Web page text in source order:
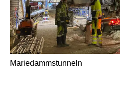
Mariedammstunneln